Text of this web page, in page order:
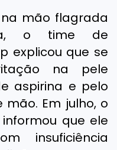
mão flagrada
o time de
explicou que se
na pele
aspirina e pelo
Em julho, o
que ele
insuficiência